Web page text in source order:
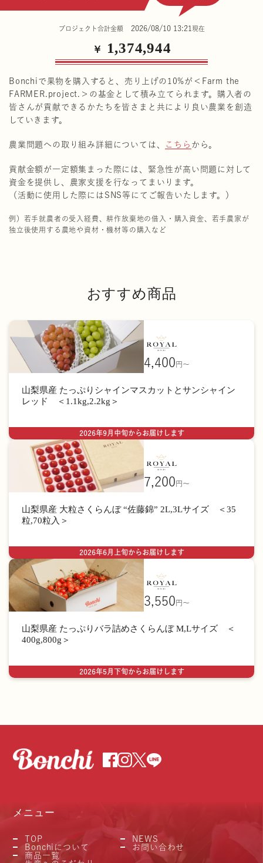
プロジェクト合計金額 2026/08/10 13:21 現在
￥ 1,374,947
Bonchiで果物を購入すると、売り上げの10%が＜Farm the
FARMER.project.＞の基金として積み立てられます。購入者の
皆さんが貢献できるかたちを皆さまと共により良い農業を創造
していきます。
農業問題への取り組み詳細については、 こちら から。
貢献金額が一定額集まった際には、緊急性が高い問題に対して
資金を提供し、農家支援を行なってまいります。
（活動に使用した際にはSNS等にてご報告いたします。）
例）若手就農者の受入経費、耕作放棄地の借入・購入資金、若手農家が
独立後使用する農地や資材・機材等の購入など
おすすめ商品
4,400 円〜
山梨県産 たっぷりシャインマスカットとサンシャイン
レッド ＜1.1kg,2.2kg＞
2026年9月中旬からお届けします
7,200 円〜
山梨県産 大粒さくらんぼ “佐藤錦” 2L,3Lサイズ ＜35
粒,70粒入＞
2026年6月上旬からお届けします
3,550 円〜
山梨県産 たっぷりバラ詰めさくらんぼ M,Lサイズ ＜
400g,800g＞
2026年5月下旬からお届けします
メニュー
TOP
Bonchiについて
商品一覧
NEWS
お問い合わせ